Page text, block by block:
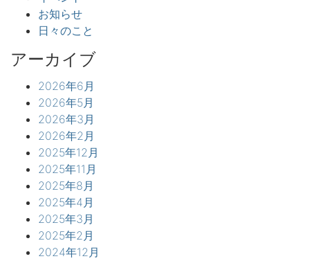
お知らせ
日々のこと
アーカイブ
2026年6月
2026年5月
2026年3月
2026年2月
2025年12月
2025年11月
2025年8月
2025年4月
2025年3月
2025年2月
2024年12月